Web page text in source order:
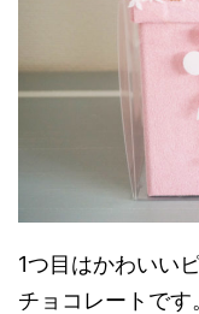
1つ目はかわいい
チョコレートです